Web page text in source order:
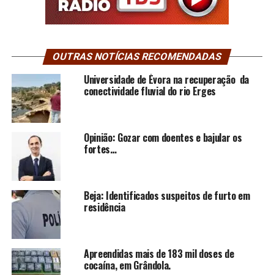
OUTRAS NOTÍCIAS RECOMENDADAS
Universidade de Évora na recuperação da
conectividade fluvial do rio Erges
Opinião: Gozar com doentes e bajular os
fortes…
Beja: Identificados suspeitos de furto em
residência
Apreendidas mais de 183 mil doses de
cocaína, em Grândola.